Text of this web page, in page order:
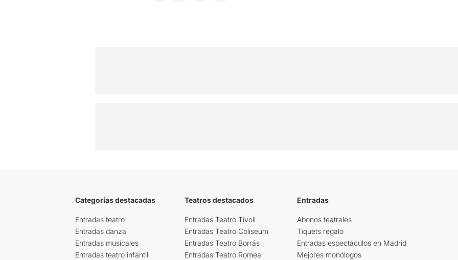
Categorías destacadas
Entradas teatro
Entradas danza
Entradas musicales
Entradas teatro infantil
Teatros destacados
Entradas Teatro Tívoli
Entradas Teatro Coliseum
Entradas Teatro Borrás
Entradas Teatro Romea
Entradas
Abonos teatrales
Tiquets regalo
Entradas espectáculos en Madrid
Mejores monólogos